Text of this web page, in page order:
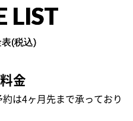
LIST
(税込)
金
は4ヶ月先まで承っており